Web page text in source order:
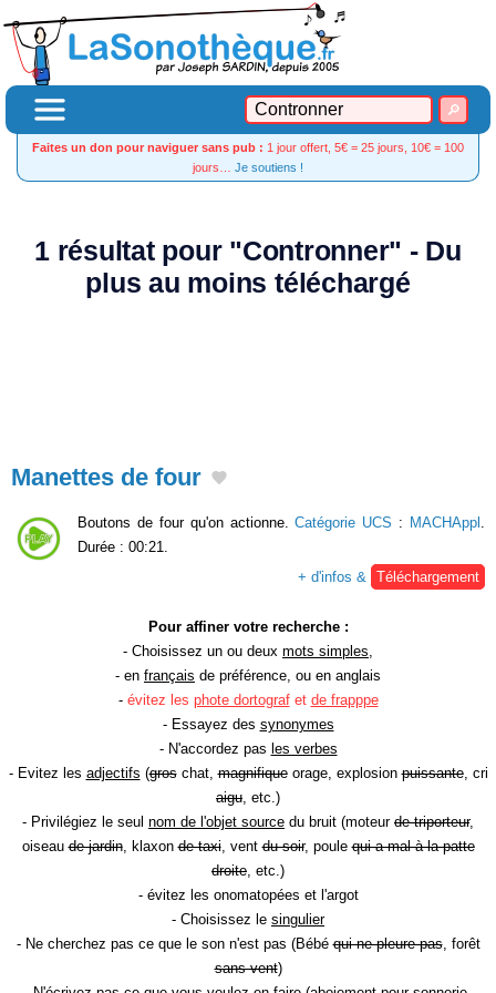
Faites un don pour naviguer sans pub : 1 jour offert, 5€ = 25 jours, 10€ = 100
jours… Je soutiens !
1 résultat pour "Contronner" - Du
plus au moins téléchargé
Manettes de four
Boutons de four qu'on actionne.Catégorie UCS : MACHAppl
Durée : 00:21.
+ d'infos &
Téléchargement
Pour affiner votre recherche :
- Choisissez un ou deux mots simples
- en français de préférence, ou en anglais
- évitez les phote dortografet de frapppe
- Essayez des synonymes
- N'accordez pas les verbes
- Evitez les adjectifs (groschat,magnifiqueorage, explosionpuissante, cri
aigu , etc.)
- Privilégiez le seul nom de l'objet source du bruit (moteur de triporteur,
oiseaude jardin, klaxonde taxi, ventdu soir, poulequi a mal à la patte
droite , etc.)
- évitez les onomatopées et l'argot
- Choisissez le singulier
- Ne cherchez pas ce que le son n'est pas (Bébéqui ne pleure pas, forêt
sans vent)